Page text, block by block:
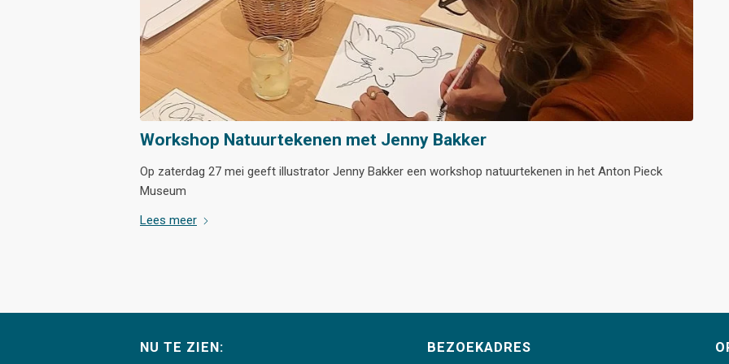
Workshop Natuurtekenen met Jenny Bakker
Op zaterdag 27 mei geeft illustrator Jenny Bakker een workshop natuurtekenen in het Anton Pieck
Museum
Lees meer
NU TE ZIEN: BEZOEKADRES